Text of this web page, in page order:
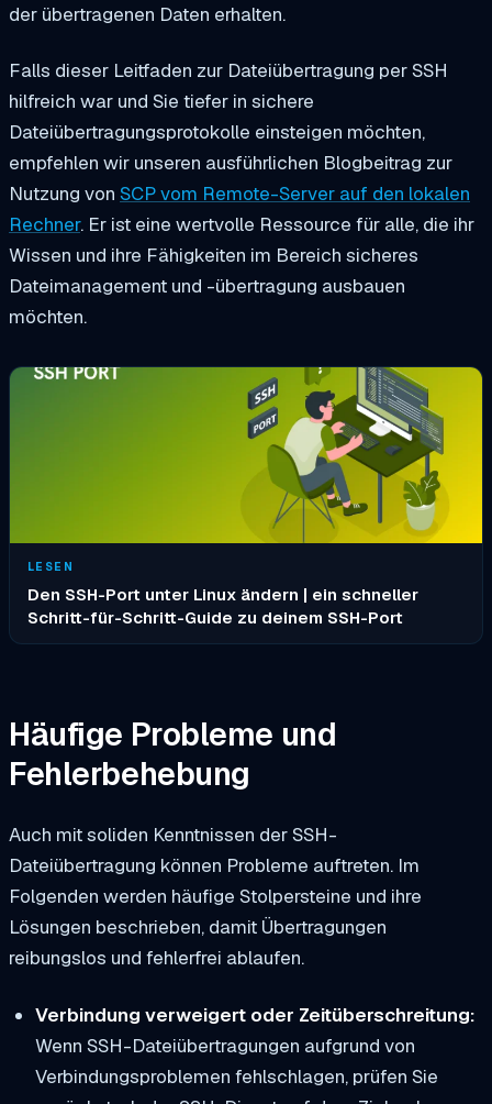
der übertragenen Daten erhalten.
Falls dieser Leitfaden zur Dateiübertragung per SSH
hilfreich war und Sie tiefer in sichere
Dateiübertragungsprotokolle einsteigen möchten,
empfehlen wir unseren ausführlichen Blogbeitrag zur
Nutzung von SCP vom Remote-Server auf den lokalen
Rechner. Er ist eine wertvolle Ressource für alle, die ihr
Wissen und ihre Fähigkeiten im Bereich sicheres
Dateimanagement und -übertragung ausbauen
möchten.
LESEN
Den SSH-Port unter Linux ändern | ein schneller
Schritt-für-Schritt-Guide zu deinem SSH-Port
Häufige Probleme und
Fehlerbehebung
Auch mit soliden Kenntnissen der SSH-
Dateiübertragung können Probleme auftreten. Im
Folgenden werden häufige Stolpersteine und ihre
Lösungen beschrieben, damit Übertragungen
reibungslos und fehlerfrei ablaufen.
Verbindung verweigert oder Zeitüberschreitung:
Wenn SSH-Dateiübertragungen aufgrund von
Verbindungsproblemen fehlschlagen, prüfen Sie